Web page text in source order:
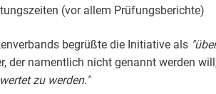
(vor allem Prüfungsberichte)
begrüßte die Initiative als
der namentlich nicht genannt werden
zu werden."